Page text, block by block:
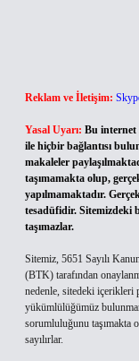
Reklam ve İletişim:
Yasal Uyarı: Bu internet
ile hiçbir bağlantısı
makaleler
taşımamakta olup,
yapılmamaktadır.
tesadüfidir. Sitemizdeki
taşımazlar.
Sitemiz, 5651 Sayılı
(BTK) tarafından
nedenle, sitedeki içerikleri
yükümlülüğümüz
sorumluluğunu taşımakta
sayılırlar.